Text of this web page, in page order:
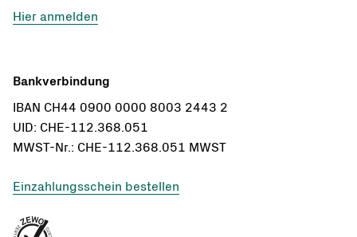
Hier anmelden
Bankverbindung
IBAN CH44 0900 0000 8003 2443 2
UID: CHE-112.368.051
MWST-Nr.: CHE-112.368.051 MWST
Einzahlungsschein bestellen